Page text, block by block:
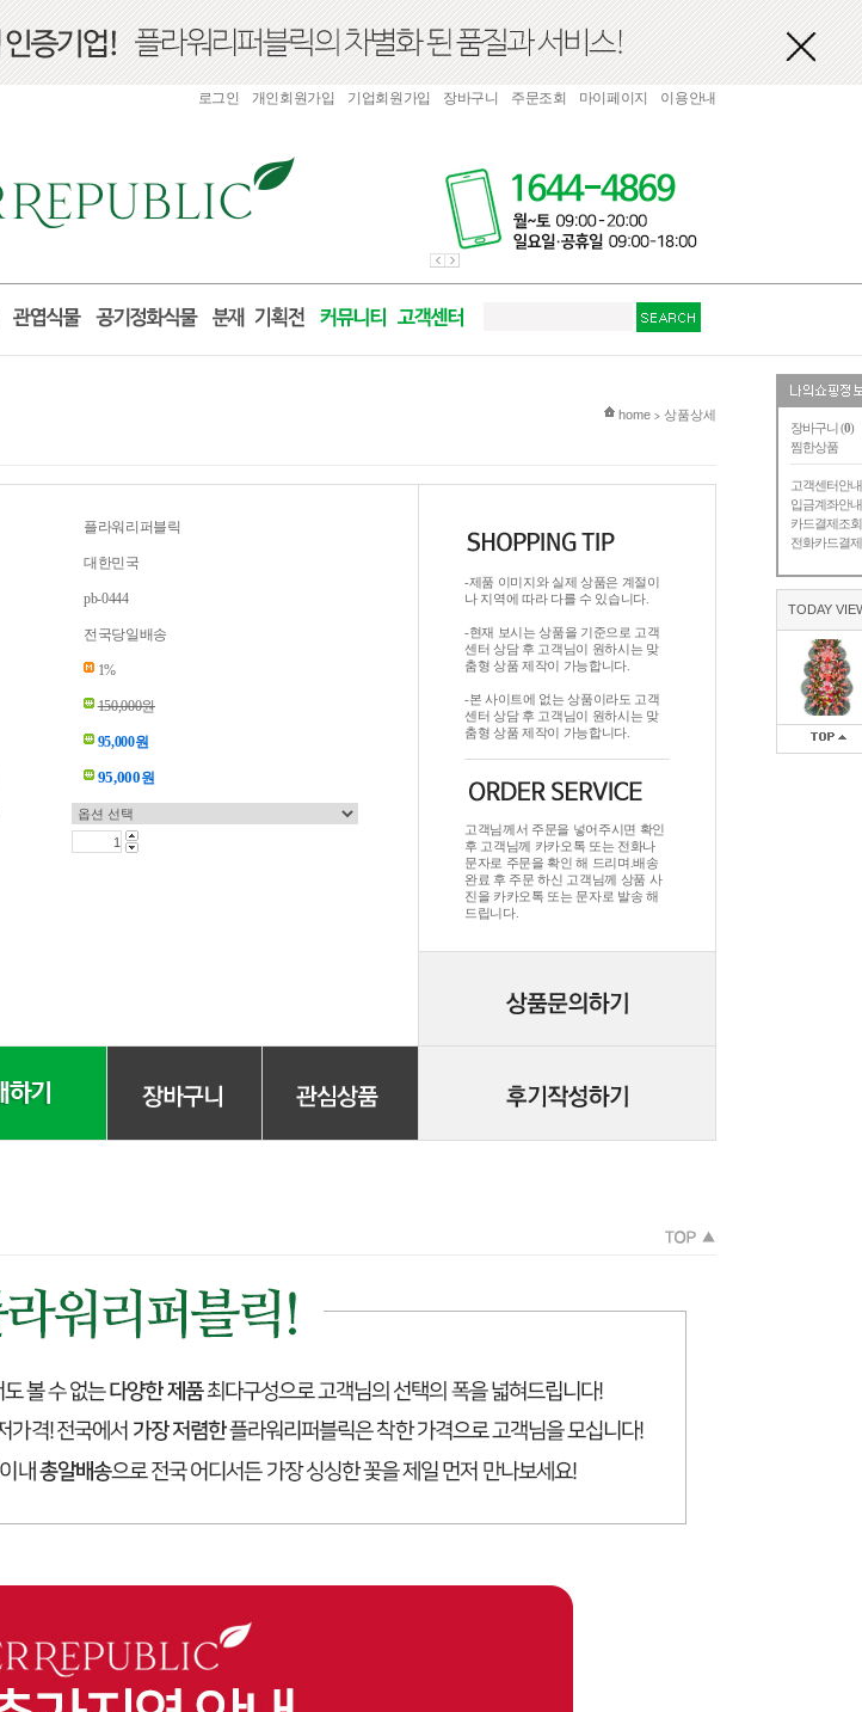
장바구니 (0)
찜한상품
고객센터안내
입금계좌안내
카드결제조회
전화카드결제
TODAY
로그인 개인회원가입 기업회원가입 장바구니 주문조회 마이페이지 이용안내
현재 위치
home > 상품상세
플라워리퍼블릭
대한민국
pb-0444
전국당일배송
1%
150,000원
95,000원
95,000원
-제품 이미지와 실제 상품은 계절이
나 지역에 따라 다를 수 있습니다.
-현재 보시는 상품을 기준으로 고객
센터 상담 후 고객님이 원하시는 맞
춤형 상품 제작이 가능합니다.
-본 사이트에 없는 상품이라도 고객
센터 상담 후 고객님이 원하시는 맞
춤형 상품 제작이 가능합니다.
고객님께서 주문을 넣어주시면 확인
후 고객님께 카카오톡 또는 전화나
문자로 주문을 확인 해 드리며.배송
완료 후 주문 하신 고객님께 상품 사
진을 카카오톡 또는 문자로 발송 해
드립니다.